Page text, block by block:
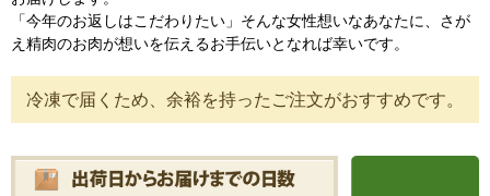
「今年のお返しはこだわりたい」そんな女性想いなあなたに、さが
え精肉のお肉が想いを伝えるお手伝いとなれば幸いです。
冷凍で届くため、余裕を持ったご注文がおすすめです。